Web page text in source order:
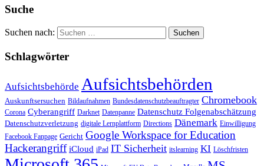
Suche
Suchen nach:
Schlagwörter
Aufsichtsbehörde Aufsichtsbehörden
Auskunftsersuchen Bildaufnahmen Bundesdatenschutzbeauftragter Chromebook
Corona Cyberangriff Darknet Datenpanne Datenschutz Folgenabschätzung
Datenschutzverletzung digitale Lernplattform Directions Dänemark Einwilligung
Facebook Fanpage Gericht Google Workspace for Education
Hackerangriff iCloud iPad IT Sicherheit itslearning KI Löschfristen